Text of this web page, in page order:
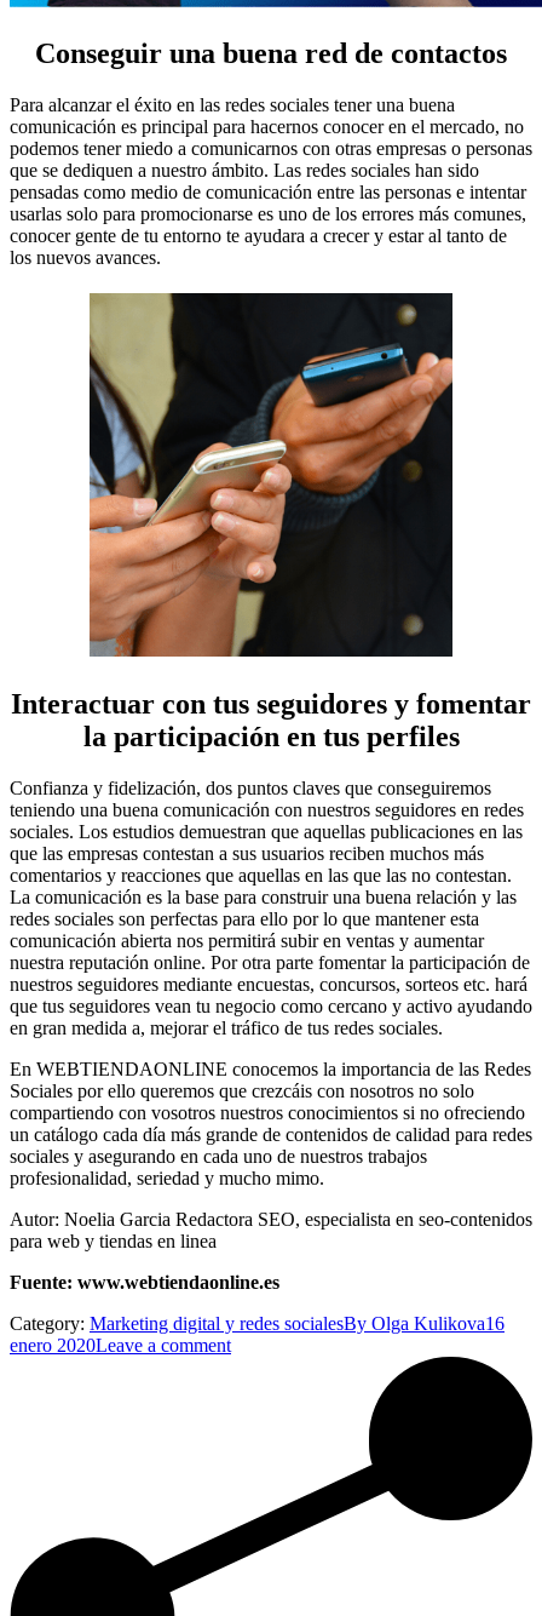
Conseguir una buena red de contactos
Para alcanzar el éxito en las redes sociales tener una buena
comunicación es principal para hacernos conocer en el mercado, no
podemos tener miedo a comunicarnos con otras empresas o personas
que se dediquen a nuestro ámbito. Las redes sociales han sido
pensadas como medio de comunicación entre las personas e intentar
usarlas solo para promocionarse es uno de los errores más comunes,
conocer gente de tu entorno te ayudara a crecer y estar al tanto de
los nuevos avances.
Interactuar con tus seguidores y fomentar
la participación en tus perfiles
Confianza y fidelización, dos puntos claves que conseguiremos
teniendo una buena comunicación con nuestros seguidores en redes
sociales. Los estudios demuestran que aquellas publicaciones en las
que las empresas contestan a sus usuarios reciben muchos más
comentarios y reacciones que aquellas en las que las no contestan.
La comunicación es la base para construir una buena relación y las
redes sociales son perfectas para ello por lo que mantener esta
comunicación abierta nos permitirá subir en ventas y aumentar
nuestra reputación online. Por otra parte fomentar la participación de
nuestros seguidores mediante encuestas, concursos, sorteos etc. hará
que tus seguidores vean tu negocio como cercano y activo ayudando
en gran medida a, mejorar el tráfico de tus redes sociales.
En WEBTIENDAONLINE conocemos la importancia de las Redes
Sociales por ello queremos que crezcáis con nosotros no solo
compartiendo con vosotros nuestros conocimientos si no ofreciendo
un catálogo cada día más grande de contenidos de calidad para redes
sociales y asegurando en cada uno de nuestros trabajos
profesionalidad, seriedad y mucho mimo.
Autor: Noelia Garcia Redactora SEO, especialista en seo-contenidos
para web y tiendas en linea
Fuente: www.webtiendaonline.es
Category: Marketing digital y redes socialesBy Olga Kulikova16
enero 2020Leave a comment